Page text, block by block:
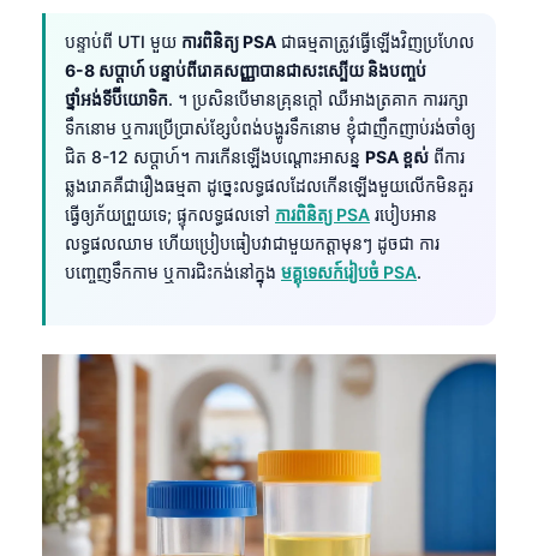
បន្ទាប់ពី UTI មួយ ការពិនិត្យ PSA ជាធម្មតាត្រូវធ្វើឡើងវិញប្រហែល
6-8 សប្តាហ៍ បន្ទាប់ពីរោគសញ្ញាបានជាសះស្បើយ និងបញ្ចប់
ថ្នាំអង់ទីប៊ីយោទិក. ។ ប្រសិនបើមានគ្រុនក្តៅ ឈឺអាងត្រគាក ការរក្សា
ទឹកនោម ឬការប្រើប្រាស់ខ្សែបំពង់បង្ហូរទឹកនោម ខ្ញុំជាញឹកញាប់រង់ចាំឲ្យ
ជិត 8-12 សប្តាហ៍។ ការកើនឡើងបណ្តោះអាសន្ន PSA ខ្ពស់ ពីការ
ឆ្លងរោគគឺជារឿងធម្មតា ដូច្នេះលទ្ធផលដែលកើនឡើងមួយលើកមិនគួរ
ធ្វើឲ្យភ័យព្រួយទេ; ផ្ទុកលទ្ធផលទៅ ការពិនិត្យ PSA របៀបអាន
លទ្ធផលឈាម ហើយប្រៀបធៀបវាជាមួយកត្តាមុនៗ ដូចជា ការ
បញ្ចេញទឹកកាម ឬការជិះកង់នៅក្នុង មគ្គុទេសក៍រៀបចំ PSA.